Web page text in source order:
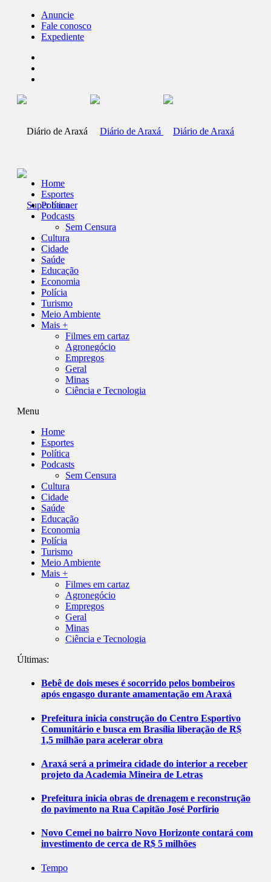
Anuncie
Fale conosco
Expediente
Home
Esportes
Política
Podcasts
Sem Censura
Cultura
Cidade
Saúde
Educação
Economia
Polícia
Turismo
Meio Ambiente
Mais +
Filmes em cartaz
Agronegócio
Empregos
Geral
Minas
Ciência e Tecnologia
Menu
Home
Esportes
Política
Podcasts
Sem Censura
Cultura
Cidade
Saúde
Educação
Economia
Polícia
Turismo
Meio Ambiente
Mais +
Filmes em cartaz
Agronegócio
Empregos
Geral
Minas
Ciência e Tecnologia
Últimas:
Bebê de dois meses é socorrido pelos bombeiros
após engasgo durante amamentação em Araxá
Prefeitura inicia construção do Centro Esportivo
Comunitário e busca em Brasília liberação de R$
1,5 milhão para acelerar obra
Araxá será a primeira cidade do interior a receber
projeto da Academia Mineira de Letras
Prefeitura inicia obras de drenagem e reconstrução
do pavimento na Rua Capitão José Porfírio
Novo Cemei no bairro Novo Horizonte contará com
investimento de cerca de R$ 5 milhões
Tempo